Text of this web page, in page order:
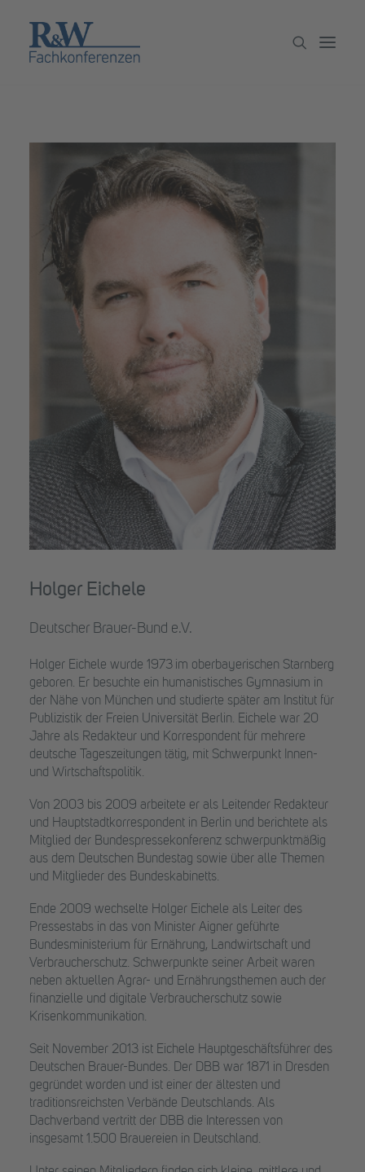
Partner werden
Newsletter
Holger Eichele
Deutscher Brauer-Bund e.V.
Holger Eichele wurde 1973 im oberbayerischen Starnberg
geboren. Er besuchte ein humanistisches Gymnasium in
der Nähe von München und studierte später am Institut für
Publizistik der Freien Universität Berlin. Eichele war 20
Jahre als Redakteur und Korrespondent für mehrere
deutsche Tageszeitungen tätig, mit Schwerpunkt Innen-
und Wirtschaftspolitik.
Von 2003 bis 2009 arbeitete er als Leitender Redakteur
und Hauptstadtkorrespondent in Berlin und berichtete als
Mitglied der Bundespressekonferenz schwerpunktmäßig
aus dem Deutschen Bundestag sowie über alle Themen
und Mitglieder des Bundeskabinetts.
Ende 2009 wechselte Holger Eichele als Leiter des
Pressestabs in das von Minister Aigner geführte
Bundesministerium für Ernährung, Landwirtschaft und
Verbraucherschutz. Schwerpunkte seiner Arbeit waren
neben aktuellen Agrar- und Ernährungsthemen auch der
finanzielle und digitale Verbraucherschutz sowie
Krisenkommunikation.
Seit November 2013 ist Eichele Hauptgeschäftsführer des
Deutschen Brauer-Bundes. Der DBB war 1871 in Dresden
gegründet worden und ist einer der ältesten und
traditionsreichsten Verbände Deutschlands. Als
Dachverband vertritt der DBB die Interessen von
insgesamt 1.500 Brauereien in Deutschland.